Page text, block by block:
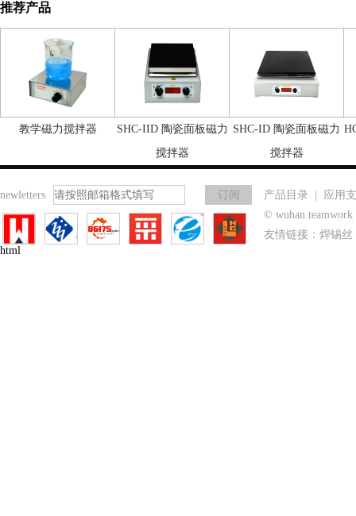
推荐产品
教学磁力搅拌器
SHC-IID 陶瓷面板磁力
搅拌器
SHC-ID 陶瓷面板磁力
搅拌器
newletters 产品目录
应用
© wuhan
友情链接： 焊锡丝
html